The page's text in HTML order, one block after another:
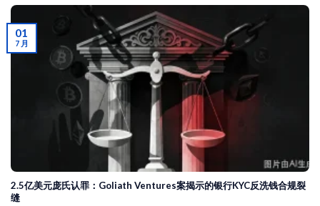
2.5亿美元庞氏认罪：Goliath Ventures案揭示的银行KYC反洗钱合规裂
缝
01
7 月